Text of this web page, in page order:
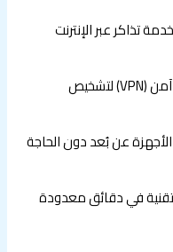
تذاكر عبر الإنترنت
ثانياً، يستخدم فريق الدعم أدوات وصول آمن (VPN) لتشخيص
عن بُعد دون الحاجة
في دقائق معدودة